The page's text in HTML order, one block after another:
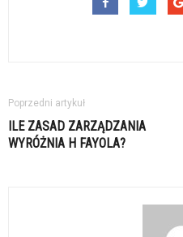
Poprzedni artykuł
ILE ZASAD ZARZĄDZANIA
WYRÓŻNIA H FAYOLA?